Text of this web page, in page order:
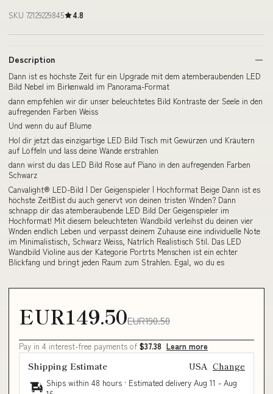
SKU 72129229845 4.8
Description
Dann ist es höchste Zeit für ein Upgrade mit dem atemberaubenden LED
Bild Nebel im Birkenwald im Panorama-Format
dann empfehlen wir dir unser beleuchtetes Bild Kontraste der Seele in den
aufregenden Farben Weiss
Und wenn du auf Blume
Hol dir jetzt das einzigartige LED Bild Tisch mit Gewürzen und Kräutern
auf Löffeln und lass deine Wände erstrahlen
dann wirst du das LED Bild Rose auf Piano in den aufregenden Farben
Schwarz
Canvalight® LED-Bild | Der Geigenspieler | Hochformat Beige Dann ist es
höchste ZeitBist du auch genervt von deinen tristen Wnden? Dann
schnapp dir das atemberaubende LED Bild Der Geigenspieler im
Hochformat! Mit diesem beleuchteten Wandbild verleihst du deinen vier
Wnden endlich Leben und verpasst deinem Zuhause eine individuelle Note
im Minimalistisch, Schwarz Weiss, Natrlich Realistisch Stil. Das LED
Wandbild Violine aus der Kategorie Portrts Menschen ist ein echter
Blickfang und bringt jeden Raum zum Strahlen. Egal, wo du es
EUR149.50EUR190.50
Pay in 4 interest-free payments of $37.38 Learn more
Shipping Estimate USA Change
Ships within 48 hours · Estimated delivery Aug 11 - Aug